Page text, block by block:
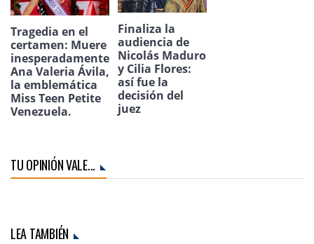
Tragedia en el
certamen: Muere
inesperadamente
Ana Valeria Ávila,
la emblemática
Miss Teen Petite
Venezuela.
Finaliza la
audiencia de
Nicolás Maduro
y Cilia Flores:
así fue la
decisión del
juez
TU OPINIÓN VALE...
LEA TAMBIÉN